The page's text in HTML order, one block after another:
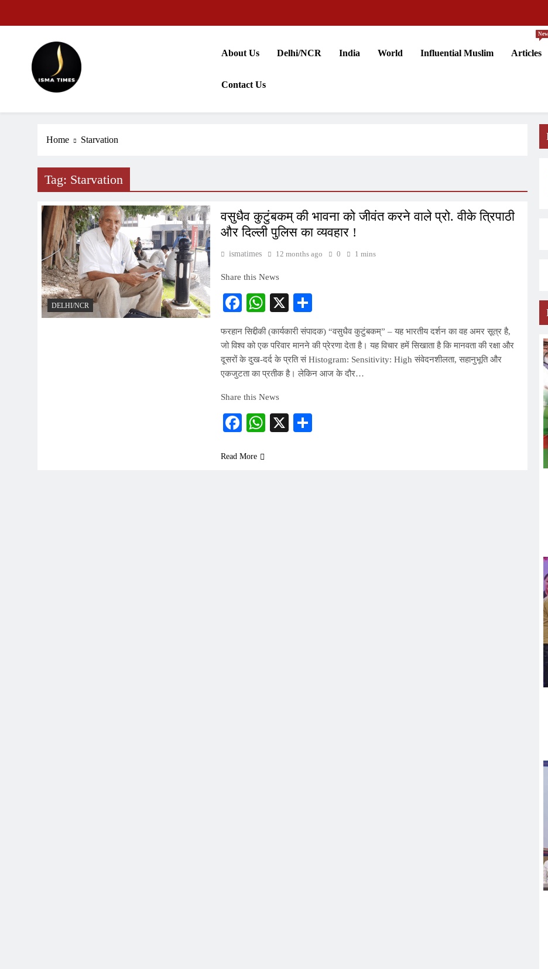
ISMA TIMES NEWS
About Us Delhi/NCR India World Influential Muslim Articles
New
Contact Us
Home Starvation
Tag: Starvation
DELHI/NCR
वसुधैव कुटुंबकम् की भावना को जीवंत करने वाले प्रो. वीके त्रिपाठी
और दिल्ली पुलिस का व्यवहार !
ismatimes 12 months ago 0 1 mins
Share this News
Facebook
WhatsApp
X
फरहान सिद्दीकी (कार्यकारी संपादक) “वसुधैव कुटुंबकम्” – यह भारतीय दर्शन का वह अमर सूत्र है,
जो विश्व को एक परिवार मानने की प्रेरणा देता है। यह विचार हमें सिखाता है कि मानवता की रक्षा और
दूसरों के दुख-दर्द के प्रति सं Histogram: Sensitivity: High संवेदनशीलता, सहानुभूति और
एकजुटता का प्रतीक है। लेकिन आज के दौर…
Share this News
Facebook
WhatsApp
X
Read More